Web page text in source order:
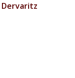
Dervaritz